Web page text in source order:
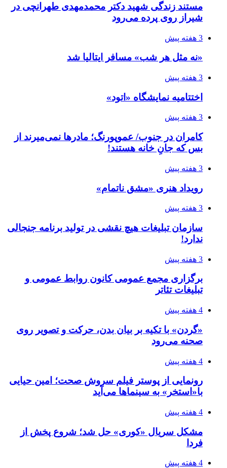
مستند زندگی شهید دکتر محمدمهدی طهرانچی در
شیراز روی پرده می‌رود
3 هفته پیش
«نه مثل هر شب» مسافر ایتالیا شد
3 هفته پیش
اختتامیه نمایشگاه «اتود»
3 هفته پیش
کامران در جنوب/ عموپورنگ؛ مادرها نمی‌میرند از
بس که جانِ خانه هستند!
3 هفته پیش
رویداد هنری «مشق ناتمام»
3 هفته پیش
سازمان تبلیغات هیچ نقشی در تولید برنامه جنجالی
ندارد!
3 هفته پیش
برگزاری مجمع عمومی کانون روابط عمومی و
تبلیغات تئاتر
4 هفته پیش
«گردن» با تکیه بر بیان بدن، حرکت و تصویر روی
صحنه می‌رود
4 هفته پیش
رونمایی از پوستر فیلم سروش صحت؛ امین حیایی
با«استخر» به سینماها می‌آید
4 هفته پیش
مشکل سریال «کوری» حل شد؛ شروع پخش از
فردا
4 هفته پیش